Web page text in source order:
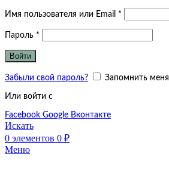
Имя пользователя или Email *
Пароль *
Войти
Забыли свой пароль? Запомнить меня
Или войти с
Facebook Google Вконтакте
Искать
0 элементов 0 ₽
Меню